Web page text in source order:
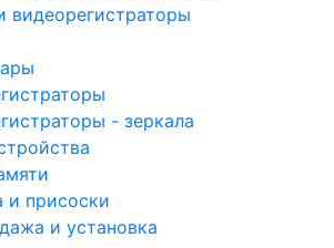
видеорегистраторы
- зеркала
и присоски
и установка